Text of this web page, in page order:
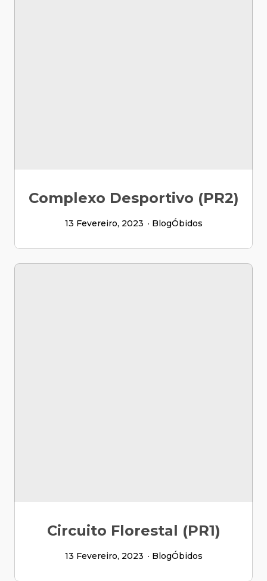
Complexo Desportivo (PR2)
13 Fevereiro, 2023 BlogÓbidos
Circuito Florestal (PR1)
13 Fevereiro, 2023 BlogÓbidos